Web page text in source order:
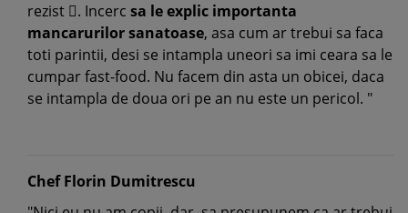
rezist . Incerc sa le explic importanta
mancarurilor sanatoase, asa cum ar trebui sa faca
toti parintii, desi se intampla uneori sa imi ceara sa le
cumpar fast-food. Nu facem din asta un obicei, daca
se intampla de doua ori pe an nu este un pericol. "
Chef Florin Dumitrescu